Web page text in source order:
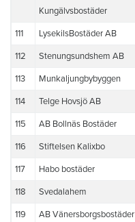
Kungälvsbostäder
111 LysekilsBostäder AB
112 Stenungsundshem AB
113 Munkaljungbybyggen
114 Telge Hovsjö AB
115 AB Bollnäs Bostäder
116 Stiftelsen Kalixbo
117 Habo bostäder
118 Svedalahem
119 AB Vänersborgsbostäder